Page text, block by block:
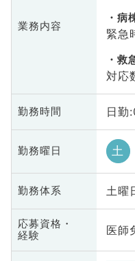
業務内容
病
緊急
救
対応
勤務時間 日
勤務曜日 土
勤務体系 土曜
応募資格・
経験
医師